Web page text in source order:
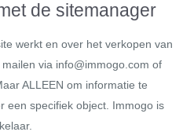
de sitemanager
werkt en over het verkopen van
via info@immogo.com of
ALLEEN om informatie te
een specifiek object. Immogo is